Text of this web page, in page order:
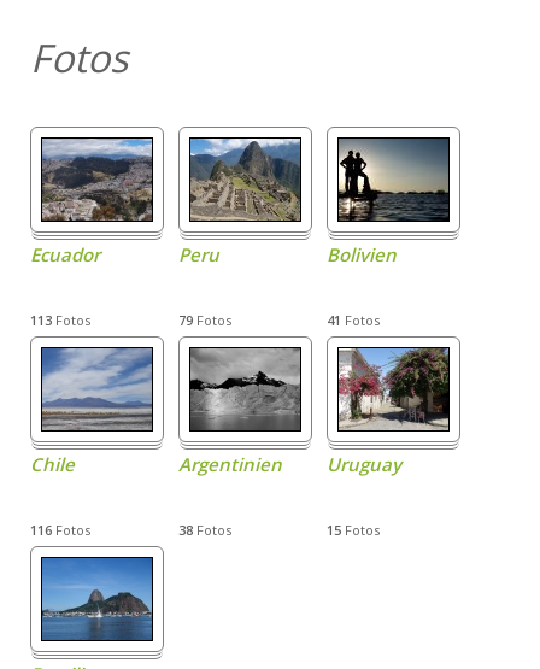
Fotos
Ecuador
113 Fotos
Peru
79 Fotos
Bolivien
41 Fotos
Chile
116 Fotos
Argentinien
38 Fotos
Uruguay
15 Fotos